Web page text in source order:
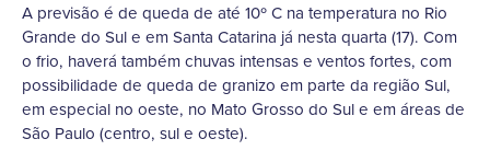
A previsão é de queda de até 10º C na temperatura no Rio
Grande do Sul e em Santa Catarina já nesta quarta (17). Com
o frio, haverá também chuvas intensas e ventos fortes, com
possibilidade de queda de granizo em parte da região Sul,
em especial no oeste, no Mato Grosso do Sul e em áreas de
São Paulo (centro, sul e oeste).